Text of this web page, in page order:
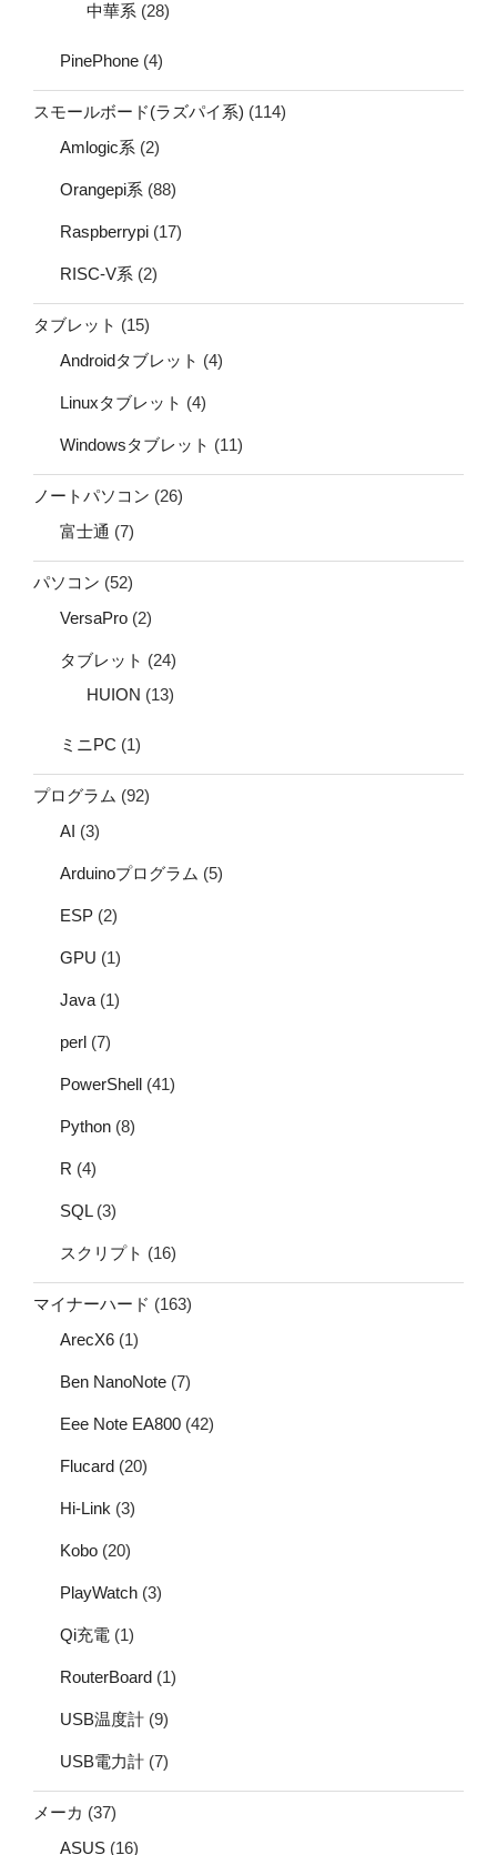
中華系 (28)
PinePhone (4)
スモールボード(ラズパイ系) (114)
Amlogic系 (2)
Orangepi系 (88)
Raspberrypi (17)
RISC-V系 (2)
タブレット (15)
Androidタブレット (4)
Linuxタブレット (4)
Windowsタブレット (11)
ノートパソコン (26)
富士通 (7)
パソコン (52)
VersaPro (2)
タブレット (24)
HUION (13)
ミニPC (1)
プログラム (92)
AI (3)
Arduinoプログラム (5)
ESP (2)
GPU (1)
Java (1)
perl (7)
PowerShell (41)
Python (8)
R (4)
SQL(3)
スクリプト (16)
マイナーハード (163)
ArecX6 (1)
Ben NanoNote (7)
Eee Note EA800 (42)
Flucard (20)
Hi-Link (3)
Kobo (20)
PlayWatch (3)
Qi充電 (1)
RouterBoard (1)
USB温度計 (9)
USB電力計 (7)
メーカ (37)
ASUS (16)